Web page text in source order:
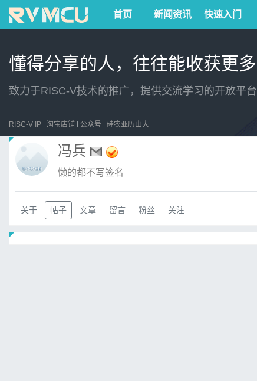
首页 新闻资讯 快速入门
懂得分享的人，往往能收获更多
致力于RISC-V技术的推广，提供交流学习的开放平台
RISC-V IP 淘宝店铺 公众号 硅农亚历山大
冯兵
懒的都不写签名
关于 帖子 文章 留言 粉丝 关注